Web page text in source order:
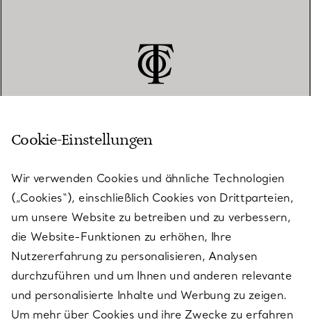
KUNDENSERVICE
SERVICES
ÜBER TIFFANY & CO.
RECHTLICHE HINWEISE
Cookie-Einstellungen
Wir verwenden Cookies und ähnliche Technologien
(„Cookies“), einschließlich Cookies von Drittparteien,
um unsere Website zu betreiben und zu verbessern,
die Website-Funktionen zu erhöhen, Ihre
Nutzererfahrung zu personalisieren, Analysen
durchzuführen und um Ihnen und anderen relevante
und personalisierte Inhalte und Werbung zu zeigen.
Um mehr über Cookies und ihre Zwecke zu erfahren